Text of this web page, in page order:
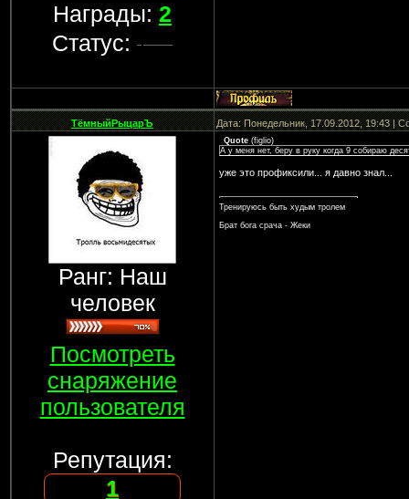
Награды: 2
Статус:
ТёмныйРыцарЪ Дата: Понедельник, 17.09.2012, 19:43 |
Ранг: Наш
человек
Посмотреть
снаряжение
пользователя
Репутация:
1
Quote(figlio)
А у меня нет, беру в руку когда 9 собираю
уже это профиксили... я давно знал...
Тренируюсь быть худым тролем
Брат бога срача - Жеки